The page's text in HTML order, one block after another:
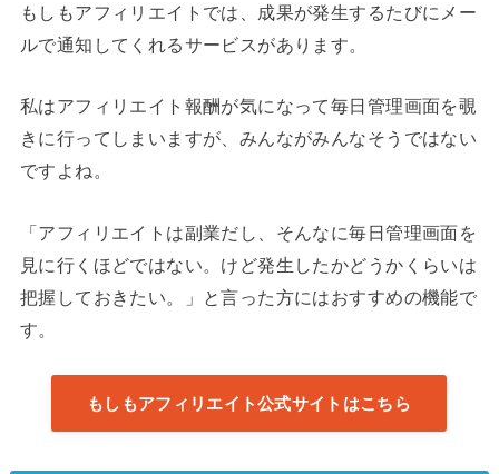
もしもアフィリエイトでは、成果が発生するたびにメー
ルで通知してくれるサービスがあります。
私はアフィリエイト報酬が気になって毎日管理画面を覗
きに行ってしまいますが、みんながみんなそうではない
ですよね。
「アフィリエイトは副業だし、そんなに毎日管理画面を
見に行くほどではない。けど発生したかどうかくらいは
把握しておきたい。」と言った方にはおすすめの機能で
す。
もしもアフィリエイト公式サイトはこちら